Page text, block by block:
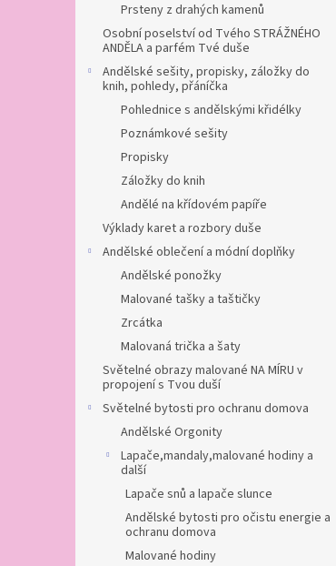
Prsteny z drahých kamenů
Osobní poselství od Tvého STRÁŽNÉHO
ANDĚLA a parfém Tvé duše
Andělské sešity, propisky, záložky do
knih, pohledy, přáníčka
Pohlednice s andělskými křidélky
Poznámkové sešity
Propisky
Záložky do knih
Andělé na křídovém papíře
Výklady karet a rozbory duše
Andělské oblečení a módní doplňky
Andělské ponožky
Malované tašky a taštičky
Zrcátka
Malovaná trička a šaty
Světelné obrazy malované NA MÍRU v
propojení s Tvou duší
Světelné bytosti pro ochranu domova
Andělské Orgonity
Lapače,mandaly,malované hodiny a
další
Lapače snů a lapače slunce
Andělské bytosti pro očistu energie a
ochranu domova
Malované hodiny